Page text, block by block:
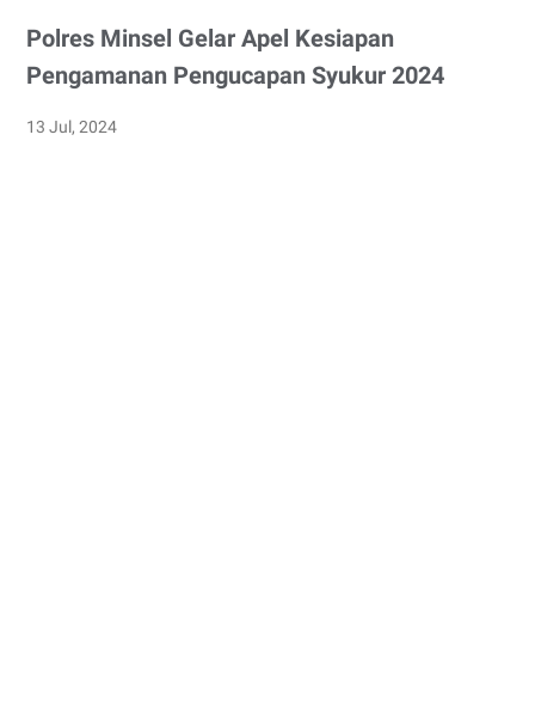
Polres Minsel Gelar Apel Kesiapan
Pengamanan Pengucapan Syukur 2024
13 Jul, 2024